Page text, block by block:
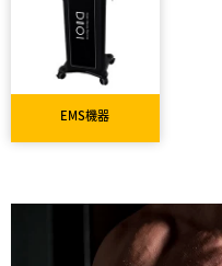
EMS機器